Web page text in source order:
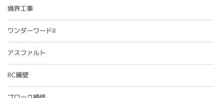
境界工事
ワンダーワードⅡ
アスファルト
RC擁壁